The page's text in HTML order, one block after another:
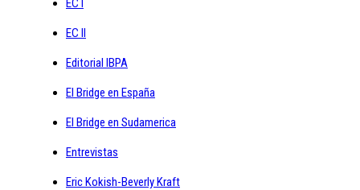
EC II
Editorial IBPA
El Bridge en España
El Bridge en Sudamerica
Entrevistas
Eric Kokish-Beverly Kraft